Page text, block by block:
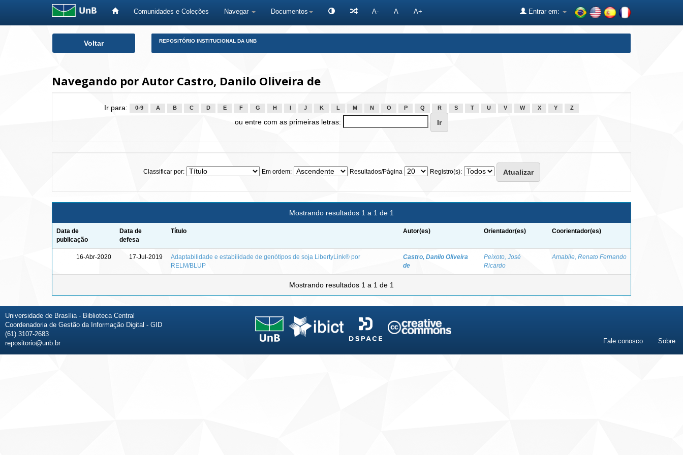
Comunidades e Coleções Navegar Documentos A- A A+ Entrar em:
Voltar REPOSITÓRIO INSTITUCIONAL DA UNB
Navegando por Autor Castro, Danilo Oliveira de
Ir para: 0-9 A B C D E F G H J K L M N O P Q R S T U V W X Y Z
ou entre com as primeiras letras:
Classificar por: Em ordem: Resultados/Página Registro(s):
Mostrando resultados 1 a 1 de 1
Data de
publicação
Data de
defesa
Título Autor(es) Orientador(es) Coorientador(es)
16-Abr-2020 17-Jul-2019
Adaptabilidade e estabilidade de genótipos de soja LibertyLink® por
RELM/BLUP
Castro, Danilo Oliveira
de
Peixoto, José
Ricardo
Amabile, Renato Fernando
Mostrando resultados 1 a 1 de 1
Universidade de Brasília - Biblioteca Central
Coordenadoria de Gestão da Informação Digital - GID
(61) 3107-2683
repositorio@unb.br
Fale conosco Sobre